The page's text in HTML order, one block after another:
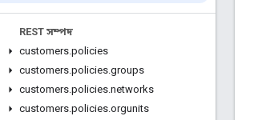
REST সম্পদ
customers.policies
customers.policies.groups
customers.policies.networks
customers.policies.orgunits